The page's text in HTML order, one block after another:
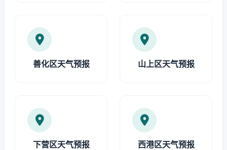
善化区天气预报 山上区天气预报
下营区天气预报 西港区天气预报